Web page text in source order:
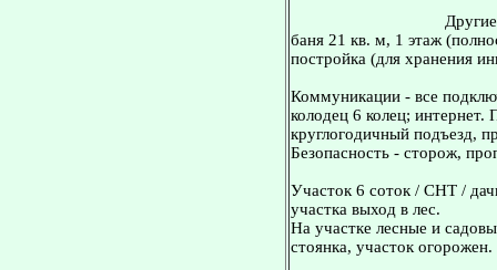
баня 21 кв. м, 1 этаж
постройка (для хранения
Коммуникации - все
колодец 6 колец; интернет.
круглогодичный подъезд,
Безопасность - сторож,
Участок 6 соток / СНТ /
участка выход в лес.
На участке лесные и
стоянка, участок огорожен.